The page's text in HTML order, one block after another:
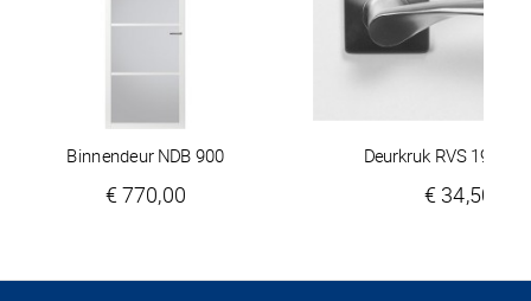
Binnendeur NDB 900
€ 770,00
Deurkruk RVS
€ 34,50